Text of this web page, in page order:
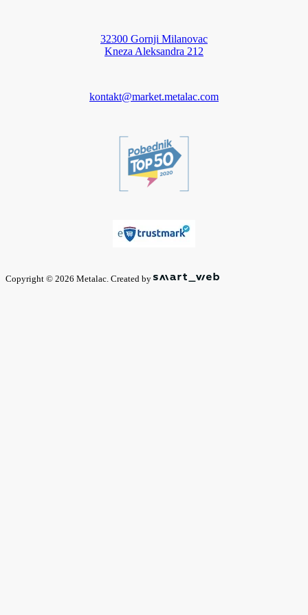
32300 Gornji Milanovac
Kneza Aleksandra 212
kontakt@market.metalac.com
Copyright © 2026 Metalac. Created by